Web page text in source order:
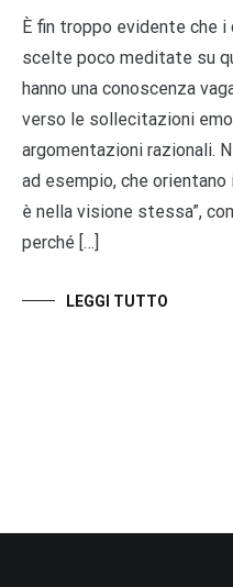
È fin troppo evidente che
scelte poco meditate su
hanno una conoscenza
verso le sollecitazioni
argomentazioni razionali.
ad esempio, che orientano
è nella visione stessa”,
perché […]
LEGGI TUTTO